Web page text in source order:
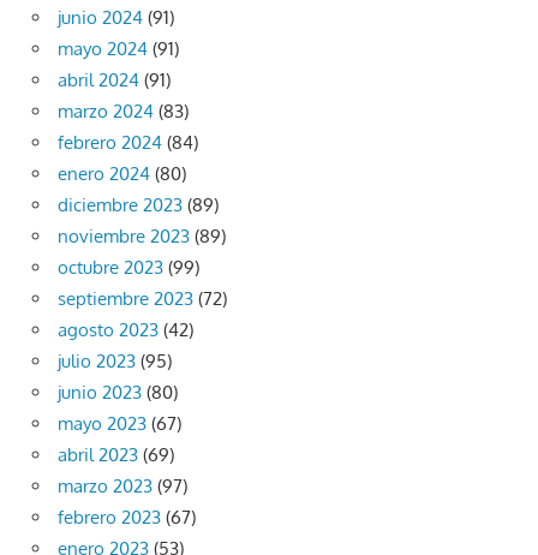
junio 2024 (91)
mayo 2024 (91)
abril 2024 (91)
marzo 2024 (83)
febrero 2024 (84)
enero 2024 (80)
diciembre 2023 (89)
noviembre 2023 (89)
octubre 2023 (99)
septiembre 2023 (72)
agosto 2023 (42)
julio 2023 (95)
junio 2023 (80)
mayo 2023 (67)
abril 2023 (69)
marzo 2023 (97)
febrero 2023 (67)
enero 2023 (53)